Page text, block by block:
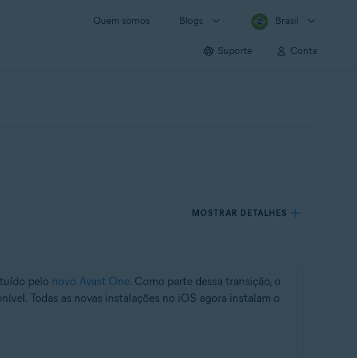
Quem somos Blogs Brasil
Suporte Conta
MOSTRAR DETALHES
pelo novo Avast One. Como parte dessa transição, o
Todas as novas instalações no iOS agora instalam o